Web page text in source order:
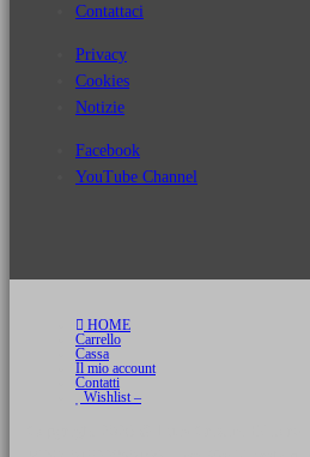
Contattaci
Privacy
Cookies
Notizie
Facebook
YouTube Channel
HOME
Carrello
Cassa
Il mio account
Contatti
Wishlist –